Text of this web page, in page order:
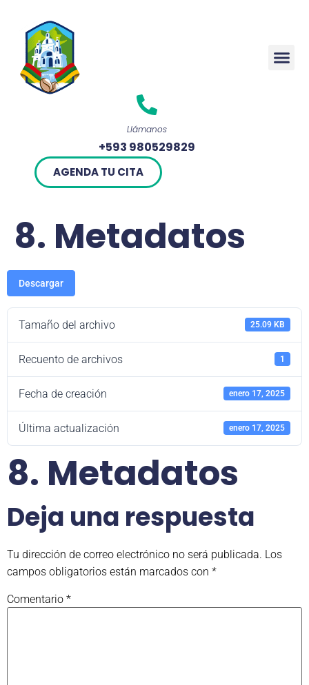
Llámanos
+593 980529829
AGENDA TU CITA
8. Metadatos
Descargar
Tamaño del archivo 25.09 KB
Recuento de archivos 1
Fecha de creación enero 17, 2025
Última actualización enero 17, 2025
8. Metadatos
Deja una respuesta
Tu dirección de correo electrónico no será publicada. Los
campos obligatorios están marcados con *
Comentario *